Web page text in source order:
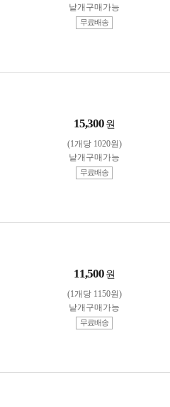
낱개구매가능
무료배송
15,300 원
(1개당 1020원)
낱개구매가능
무료배송
11,500 원
(1개당 1150원)
낱개구매가능
무료배송